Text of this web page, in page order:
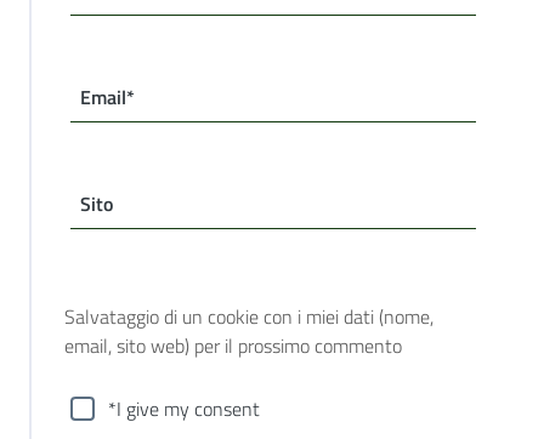
Email*
Sito
Salvataggio di un cookie con i miei dati (nome,
email, sito web) per il prossimo commento
*I give my consent